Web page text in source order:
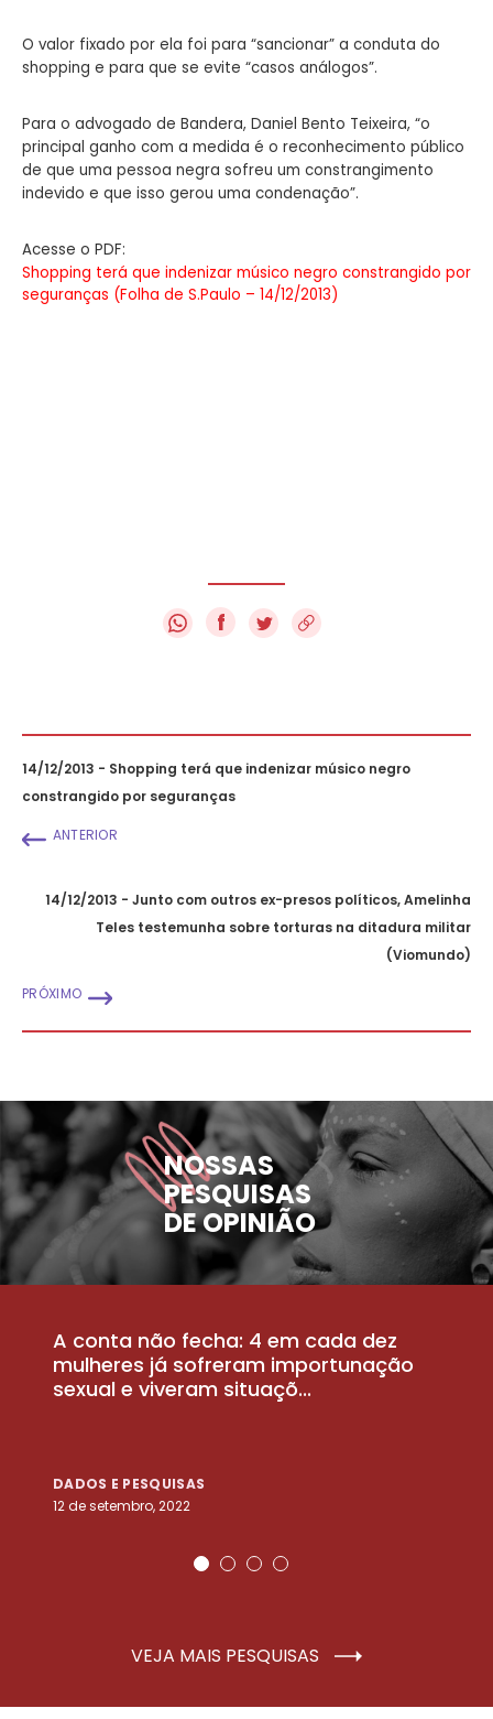
O valor fixado por ela foi para “sancionar” a conduta do
shopping e para que se evite “casos análogos”.
Para o advogado de Bandera, Daniel Bento Teixeira, “o
principal ganho com a medida é o reconhecimento público
de que uma pessoa negra sofreu um constrangimento
indevido e que isso gerou uma condenação”.
Acesse o PDF:
Shopping terá que indenizar músico negro constrangido por
seguranças (Folha de S.Paulo – 14/12/2013)
f
14/12/2013 - Shopping terá que indenizar músico negro
constrangido por seguranças
ANTERIOR
14/12/2013 - Junto com outros ex-presos políticos, Amelinha
Teles testemunha sobre torturas na ditadura militar
(Viomundo)
PRÓXIMO
NOSSAS
PESQUISAS
DE OPINIÃO
A conta não fecha: 4 em cada dez
mulheres já sofreram importunação
sexual e viveram situaçõ...
DADOS E PESQUISAS
12 de setembro, 2022
VEJA MAIS PESQUISAS